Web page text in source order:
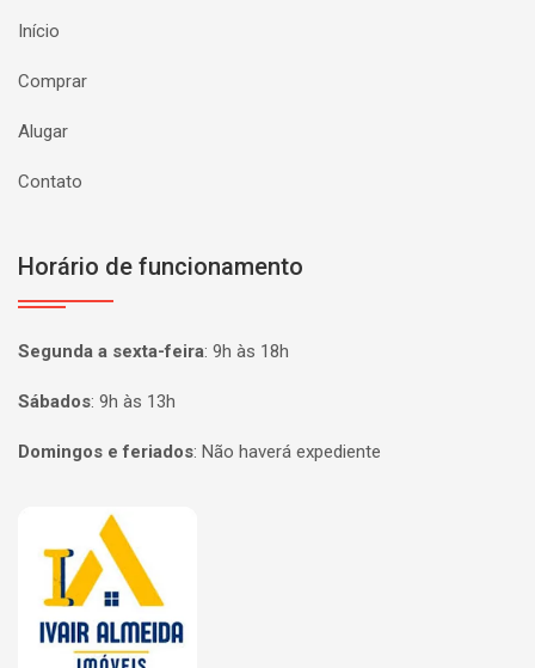
Início
Comprar
Alugar
Contato
Horário de funcionamento
Segunda a sexta-feira: 9h às 18h
Sábados: 9h às 13h
Domingos e feriados: Não haverá expediente
Página inicial